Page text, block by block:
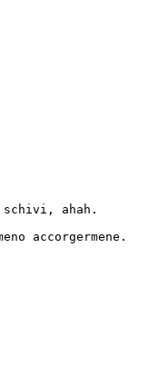
ahah.
accorgermene.